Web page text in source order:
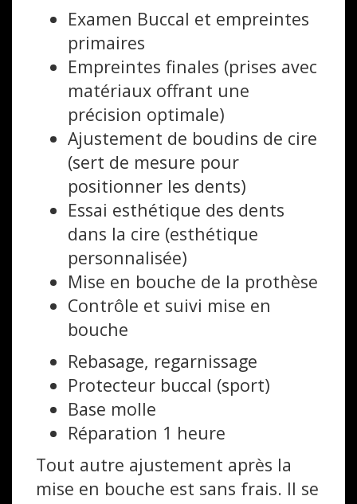
Examen Buccal et empreintes
primaires
Empreintes finales (prises avec
matériaux offrant une
précision optimale)
Ajustement de boudins de cire
(sert de mesure pour
positionner les dents)
Essai esthétique des dents
dans la cire (esthétique
personnalisée)
Mise en bouche de la prothèse
Contrôle et suivi mise en
bouche
Rebasage, regarnissage
Protecteur buccal (sport)
Base molle
Réparation 1 heure
Tout autre ajustement après la
mise en bouche est sans frais. Il se